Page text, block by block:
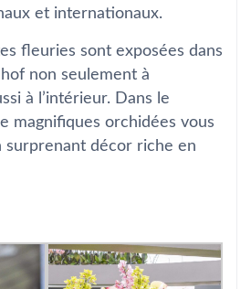
et internationaux.
fleuries sont exposées dans
non seulement à
à l’intérieur. Dans le
magnifiques orchidées vous
surprenant décor riche en